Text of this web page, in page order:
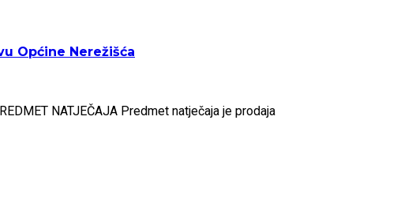
Općine Nerežišća
NATJEČAJA Predmet natječaja je prodaja